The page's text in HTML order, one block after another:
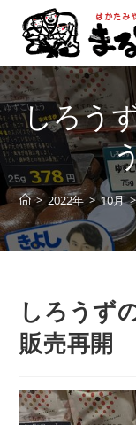
ン
ツ
へ
ス
キ
ッ
プ
しろう
> 2022年 > 10月 >
しろうず
販売再開